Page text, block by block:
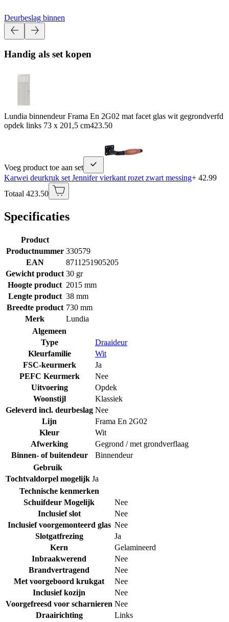
Deurbeslag binnen
Handig als set kopen
Lundia binnendeur Frama En 2G02 mat facet glas wit gegrondverfd
opdek links 73 x 201,5 cm423.50
Voeg product toe aan set
Karwei deurkruk set Jennifer vierkant rozet zwart messing+ 42.99
Totaal 423.50
Specificaties
Product
Productnummer 330579
EAN
8711251905205
Gewicht product 30 gr
Hoogte product 2015 mm
Lengte product 38 mm
Breedte product 730 mm
Merk
Lundia
Algemeen
Type
Draaideur
Kleurfamilie
Wit
FSC-keurmerk
Ja
PEFC Keurmerk
Nee
Uitvoering
Opdek
Woonstijl
Klassiek
Geleverd incl. deurbeslag Nee
Lijn
Frama En 2G02
Kleur
Wit
Afwerking
Gegrond / met grondverflaag
Binnen- of buitendeur
Binnendeur
Gebruik
Tochtvaldorpel mogelijk Ja
Technische kenmerken
Schuifdeur Mogelijk
Nee
Inclusief slot
Nee
Inclusief voorgemonteerd glas Nee
Slotgatfrezing
Ja
Kern
Gelamineerd
Inbraakwerend
Nee
Brandvertragend
Nee
Met voorgeboord krukgat
Nee
Inclusief kozijn
Nee
Voorgefreesd voor scharnieren Nee
Draairichting
Links